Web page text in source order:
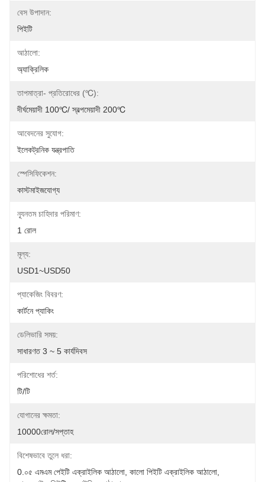
বেস উপাদান:
পিইটি
আঠালো:
অ্যাক্রিলিক
তাপমাত্রা- প্রতিরোধের (℃):
দীর্ঘমেয়াদী 100℃/ স্বল্পমেয়াদী 200℃
আবেদনের সুযোগ:
ইলেকট্রনিক যন্ত্রপাতি
স্পেসিফিকেশন:
কাস্টমাইজযোগ্য
ন্যূনতম চাহিদার পরিমাণ:
1 রোল
মূল্য:
USD1~USD50
প্যাকেজিং বিবরণ:
কার্টনে প্যাকিং
ডেলিভারি সময়:
সাধারণত 3 ~ 5 কার্যদিবস
পরিশোধের শর্ত:
টি/টি
যোগানের ক্ষমতা:
10000রোল/সপ্তাহ
বিশেষভাবে তুলে ধরা:
0.০৫ এমএম পেইটি এক্রাইলিক আঠালো কালো পিইটি এক্রাইলিক আঠালো